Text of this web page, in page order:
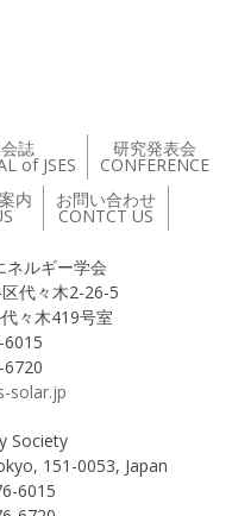
誌
of JSES
研究発表会
CONFERENCE
内 お問い合わせ
CONTCT US
ネルギー学会
代々木2-26-5
419号室
6015
6720
solar.jp
Society
151-0053, Japan
6015